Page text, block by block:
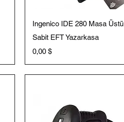
Schnellansicht
Ingenico IDE 280 Masa Üstü
Sabit EFT Yazarkasa
Preis
0,00 $